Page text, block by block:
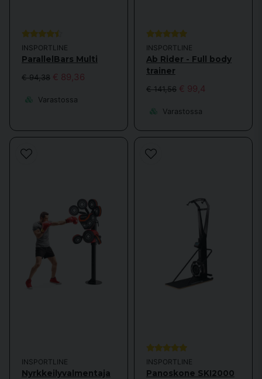
INSPORTLINE
ParallelBars Multi
€ 94,38 € 89,36
Varastossa
INSPORTLINE
Ab Rider - Full body
trainer
€ 141,56 € 99,4
Varastossa
INSPORTLINE
Nyrkkeilyvalmentaja
INSPORTLINE
Panoskone SKI2000